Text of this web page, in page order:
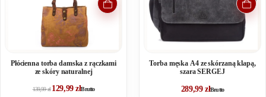
Płócienna torba damska z rączkami
ze skóry naturalnej
139,99zł 129,99złBrutto
Torba męska A4 ze skórzaną klapą,
szara SERGEJ
289,99 złBrutto